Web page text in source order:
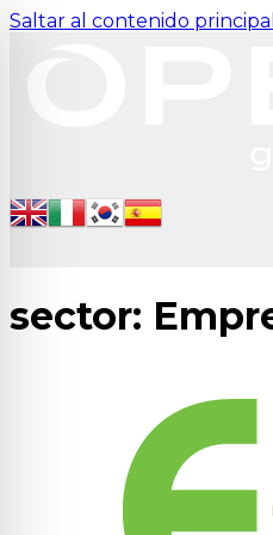
Saltar al contenido principal
sector:
para personas con